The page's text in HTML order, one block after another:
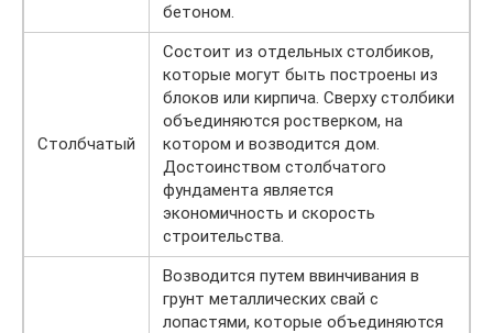
бетоном.
Столбчатый
Состоит из отдельных столбиков,
которые могут быть построены из
блоков или кирпича. Сверху столбики
объединяются ростверком, на
котором и возводится дом.
Достоинством столбчатого
фундамента является
экономичность и скорость
строительства.
Возводится путем ввинчивания в
грунт металлических свай с
лопастями, которые объединяются